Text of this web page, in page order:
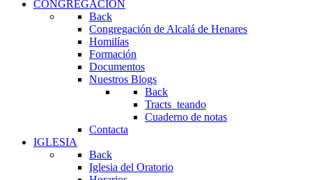
CONGREGACIÓN
Back
Congregación de Alcalá de Henares
Homilías
Formación
Documentos
Nuestros Blogs
Back
Tracts_teando
Cuaderno de notas
Contacta
IGLESIA
Back
Iglesia del Oratorio